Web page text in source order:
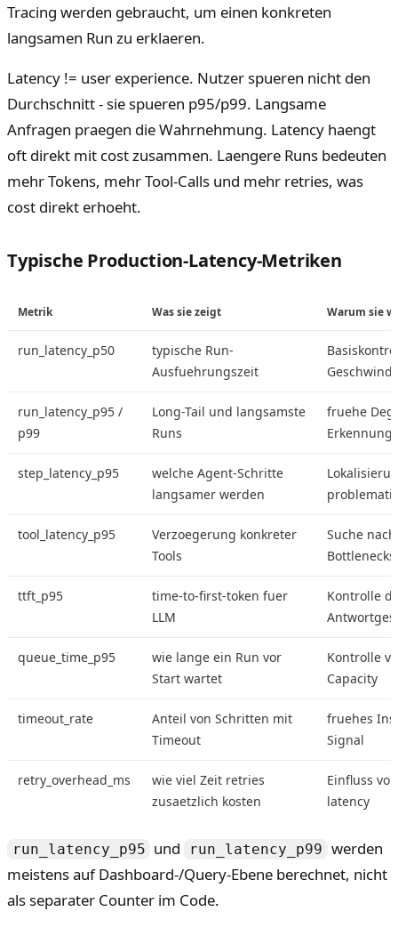
Tracing werden gebraucht, um einen konkreten
langsamen Run zu erklaeren.
Latency != user experience. Nutzer spueren nicht den
Durchschnitt - sie spueren p95/p99. Langsame
Anfragen praegen die Wahrnehmung. Latency haengt
oft direkt mit cost zusammen. Laengere Runs bedeuten
mehr Tokens, mehr Tool-Calls und mehr retries, was
cost direkt erhoeht.
Typische Production-Latency-Metriken
Metrik Was sie zeigt Warum sie
run_latency_p50
typische Run-
Ausfuehrungszeit
run_latency_p95 /
p99
Long-Tail und langsamste
Runs
fruehe
Erkennung
step_latency_p95
welche Agent-Schritte
langsamer werden
tool_latency_p95
Verzoegerung konkreter
Tools
Suche
Bottlenecks
ttft_p95
time-to-first-token fuer
LLM
Kontrolle
queue_time_p95
wie lange ein Run vor
Start wartet
Kontrolle
Capacity
timeout_rate
Anteil von Schritten mit
Timeout
fruehes
Signal
retry_overhead_ms
wie viel Zeit retries
zusaetzlich kosten
Einfluss
latency
run_latency_p95 und run_latency_p99 werden
meistens auf Dashboard-/Query-Ebene berechnet, nicht
als separater Counter im Code.